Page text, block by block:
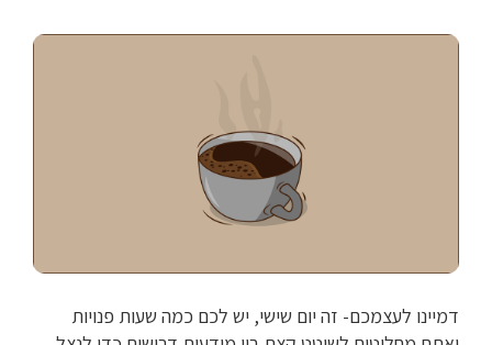
דמיינו לעצמכם- זה יום שישי, יש לכם כמה שעות פנויות